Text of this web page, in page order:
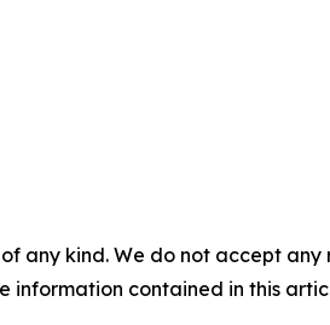
any kind. We do not accept
information contained in this